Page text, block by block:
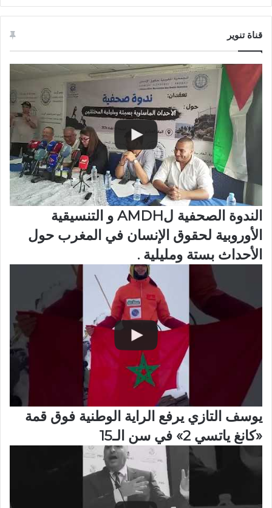
قناة تنوير
الندوة الصحفية لAMDH و التنسيقية
الأوروبية لحقوق الإنسان في المغرب حول
الأحداث بستة ومليلية .
يوسف التازي يرفع الراية الوطنية فوق قمة
«كانغ ياتسي 2» في سن الـ15